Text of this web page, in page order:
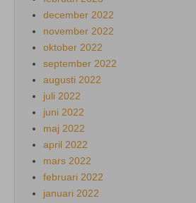
december 2022
november 2022
oktober 2022
september 2022
augusti 2022
juli 2022
juni 2022
maj 2022
april 2022
mars 2022
februari 2022
januari 2022